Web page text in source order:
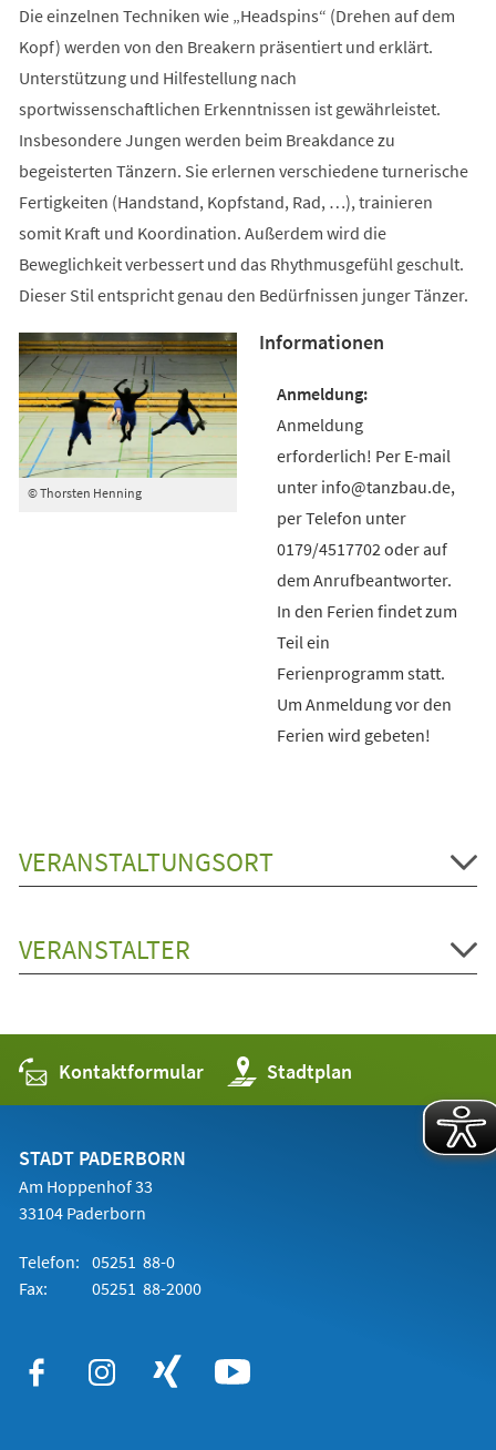
Die einzelnen Techniken wie „Headspins“ (Drehen auf dem
Kopf) werden von den Breakern präsentiert und erklärt.
Unterstützung und Hilfestellung nach
sportwissenschaftlichen Erkenntnissen ist gewährleistet.
Insbesondere Jungen werden beim Breakdance zu
begeisterten Tänzern. Sie erlernen verschiedene turnerische
Fertigkeiten (Handstand, Kopfstand, Rad, …), trainieren
somit Kraft und Koordination. Außerdem wird die
Beweglichkeit verbessert und das Rhythmusgefühl geschult.
Dieser Stil entspricht genau den Bedürfnissen junger Tänzer.
© Thorsten Henning
Informationen
Anmeldung
erforderlich! Per E-mail
unter info@tanzbau.de,
per Telefon unter
0179/4517702 oder auf
dem Anrufbeantworter.
In den Ferien findet zum
Teil ein
Ferienprogramm statt.
Um Anmeldung vor den
Ferien wird gebeten!
VERANSTALTUNGSORT
VERANSTALTER
Kontaktformular Stadtplan
(Öffnet
in
einem
STADT PADERBORN
Am Hoppenhof 33
33104 Paderborn
Telefon: 05251 88-0
Fax:
05251 88-2000